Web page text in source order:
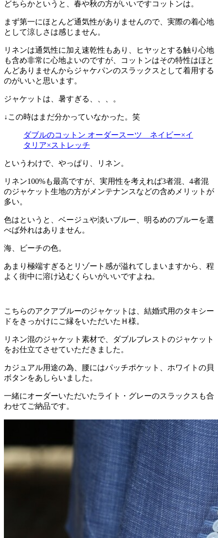
どちらかというと、春や秋の方がいいですコットンは。
まず第一にほとんど通気性がありませんので、実際の着心地
として涼しさは感じません。
リネンは通気性に加え速乾性もあり、ヒヤッとする触り心地
も含め非常に心地よいのですが、コットンはその特性はほと
んどありませんからジャケパンのスラックスとして着用する
のがいいと思います。
ジャケットは、暑すぎる、、、。
↓この時はまだ分かっていなかった。笑
ダブルのコットン オーダースーツ ネイビー×イ
タリア×ストレッチ
というわけで、やっぱり、リネン。
リネン100%も最高ですが、実用性を考えれば3者混、4者混
のジャケット生地の方がメンテナンスなどの含めメリットが
多い。
色はというと、ベージュや淡いブルー、明るめのブルーを選
べば外れはありません。
海、ビーチの色。
あまり極端すぎるとリゾート感が溢れてしまいますから、程
よく街中に溶け込むくらいがいいですよね。
こちらのアクアブルーのジャケットは、結婚式用のタキシー
ドをきっかけにご縁をいただいたＨ様。
リネン混のジャケット素材で、ダブルブレストのジャケット
をお仕立てさせていただきました。
カジュアル用途の為、腰にはパッチポケット、ホワイトの貝
ボタンをあしらいました。
一緒にオーダーいただいたライト・グレーのスラックスも合
わせてご納品です。